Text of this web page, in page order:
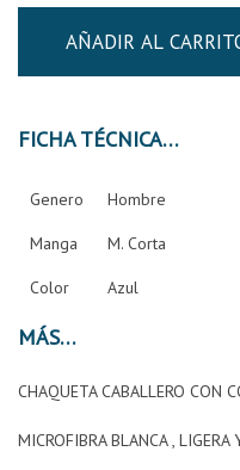
AÑADIR AL
FICHA TÉCNICA
Genero Hombre
Manga M. Corta
Color Azul
MÁS
CHAQUETA CABALLERO CON
MICROFIBRA BLANCA , LIGERA